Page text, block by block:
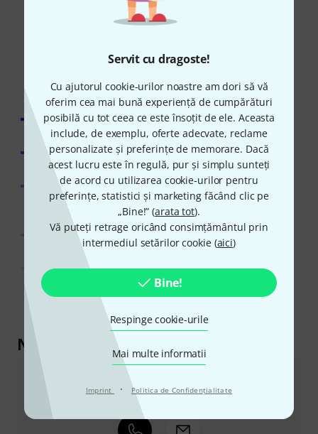
Servit cu dragoste!
Cu ajutorul cookie-urilor noastre am dori să vă
oferim cea mai bună experiență de cumpărături
posibilă cu tot ceea ce este însoțit de ele. Aceasta
include, de exemplu, oferte adecvate, reclame
personalizate și preferințe de memorare. Dacă
acest lucru este în regulă, pur și simplu sunteți
de acord cu utilizarea cookie-urilor pentru
preferințe, statistici și marketing făcând clic pe
„Bine!” (arata tot).
Vă puteți retrage oricând consimțământul prin
intermediul setărilor cookie (aici)
Bine!
Respinge cookie-urile
Mai multe informatii
Imprint · Politica de Confidenţialitate
Gama noastră de
122.054 articole
În stoc (108.043 articol(e))
În curând în stoc (4.988 articol(e))
Articole cu dată de livrare întârziată
(7.762 articol(e))
Încă indisponibil (1.135 articol(e))
Nu este disponibil (126 articol(e))
Ne puteți contacta astfel
Serviciul Clienți România